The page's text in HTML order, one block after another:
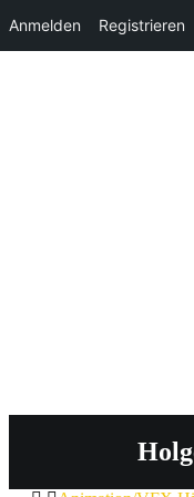
Anmelden Registrieren